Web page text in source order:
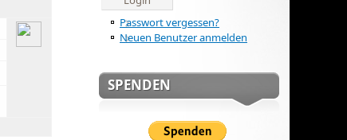
Passwort vergessen?
Neuen Benutzer anmelden
SPENDEN